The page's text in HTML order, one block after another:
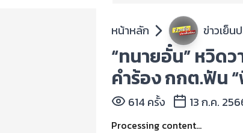
หน้าหลัก ข่าวเย็น
“ทนายอั๋น” หวิด
คำร้อง กกต.ฟัน
614 ครั้ง 13 ก.ค.
Processing content...